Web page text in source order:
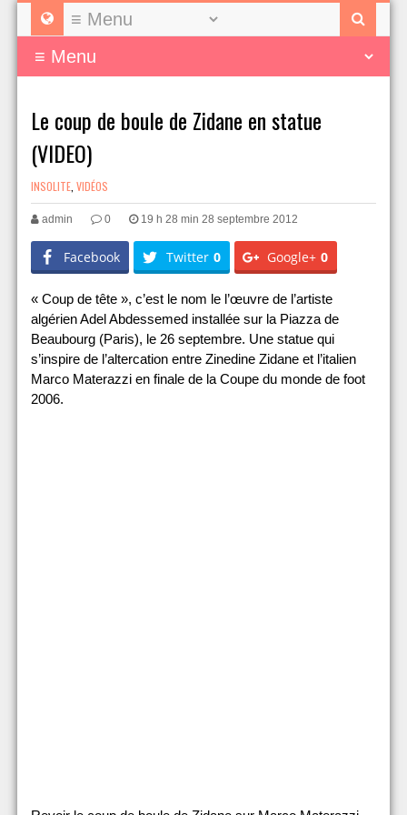
Le coup de boule de Zidane en statue
(VIDEO)
INSOLITE VIDÉOS
admin 0 19 h 28 min 28 septembre 2012
Facebook Twitter 0 Google+ 0
« Coup de tête », c’est le nom le l’œuvre de l’artiste
algérien Adel Abdessemed installée sur la Piazza de
Beaubourg (Paris), le 26 septembre. Une statue qui
s’inspire de l’altercation entre Zinedine Zidane et l’italien
Marco Materazzi en finale de la Coupe du monde de foot
2006.